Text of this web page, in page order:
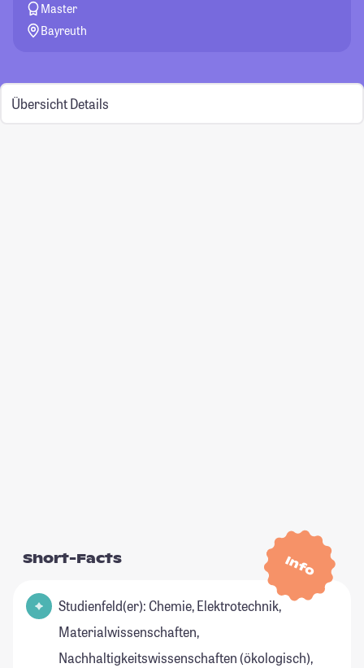
Master
Bayreuth
Übersicht Details
Info
Short-Facts
Studienfeld(er): Chemie, Elektrotechnik,
Materialwissenschaften,
Nachhaltigkeitswissenschaften (ökologisch),